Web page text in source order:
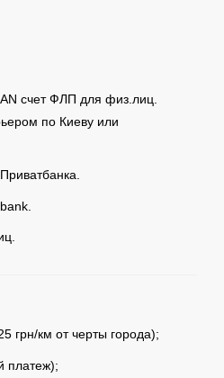
счет ФЛП для физ.лиц.
по Киеву или
грн/км от черты города);
платеж);